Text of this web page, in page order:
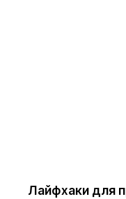
Лайфхаки для